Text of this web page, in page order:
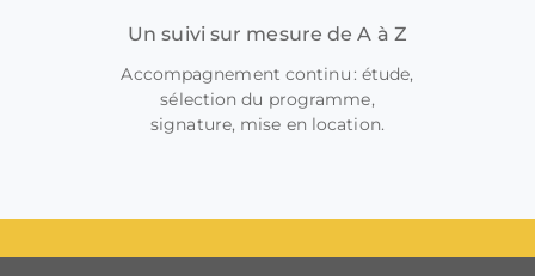
Un suivi sur mesure de A à Z
Accompagnement continu : étude,
sélection du programme,
signature, mise en location.